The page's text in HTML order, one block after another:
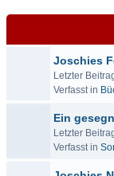
Joschies
Letzter
Verfasst in
Ein
Letzter
Verfasst in